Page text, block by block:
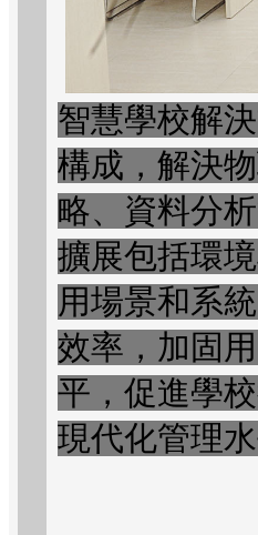
智慧學校解
構成，解決
略、資料分
擴展包括環
用場景和系
效率，加固
平，促進學
現代化管理水